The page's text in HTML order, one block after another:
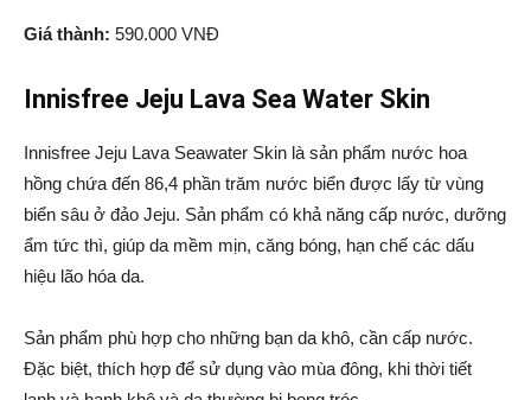
Giá thành: 590.000 VNĐ
Innisfree Jeju Lava Sea Water Skin
Innisfree Jeju Lava Seawater Skin là sản phẩm nước hoa
hồng chứa đến 86,4 phần trăm nước biển được lấy từ vùng
biển sâu ở đảo Jeju. Sản phẩm có khả năng cấp nước, dưỡng
ẩm tức thì, giúp da mềm mịn, căng bóng, hạn chế các dấu
hiệu lão hóa da.
Sản phẩm phù hợp cho những bạn da khô, cần cấp nước.
Đặc biệt, thích hợp để sử dụng vào mùa đông, khi thời tiết